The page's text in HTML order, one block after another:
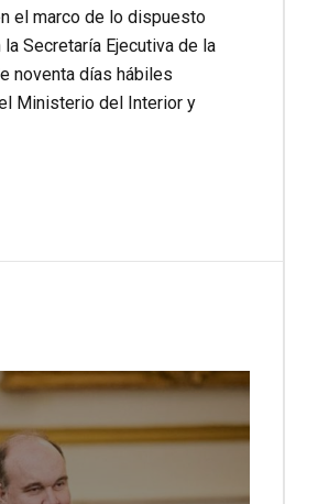
el marco de lo dispuesto
Secretaría Ejecutiva de la
noventa días hábiles
Ministerio del Interior y